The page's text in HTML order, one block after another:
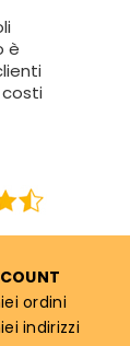
è
ordini
indirizzi